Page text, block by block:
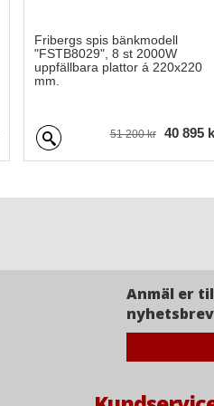
Fribergs spis bänkmodell
"FSTB8029", 8 st 2000W
uppfällbara plattor á 220x220
mm.
51 200 kr 40 895
Anmäl er
nyhetsbrev